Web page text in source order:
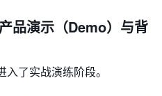
品演示（Demo）与背
了实战演练阶段。